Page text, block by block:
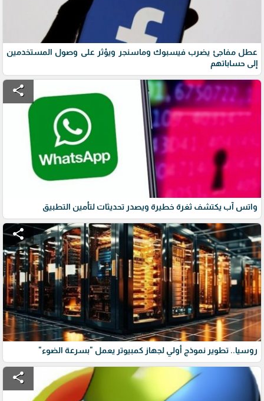
عطل مفاجئ يضرب فيسبوك وماسنجر ويؤثر على وصول المستخدمين
إلى حساباتهم
share
واتس آب يكتشف ثغرة خطيرة ويصدر تحديثات لتأمين التطبيق
share
روسيا.. تطوير نموذج أولي لجهاز كمبيوتر يعمل "بسرعة الضوء"
share